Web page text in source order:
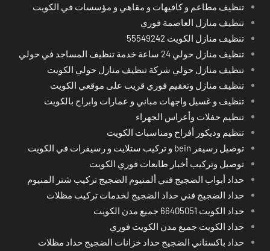
تنظيف مطاعم و كافيهات و مقاهي و مؤسسات في الكويت
تنظيف منازل العاصمة فوري
تنظيف منازل الكويت 55549242
تنظيف منازل حولي 24 ساعة خدمة تنظيف المساجد في حولي
تنظيف منازل حولي شركة تنظيف منازل حولي الكويت
تنظيف منازل وتعقيم فوري قريب على موقعي الكويت
تنظيف و غسيل واجهات مباني و عمارات وابراج بالكويت
تنظيم حفلات وأعراس الجهراء
تنظيم وديكور أفراح ومناسبات الكويت
توصيل رسيفر bein و تركيب ستلايت و رسيفرات في الكويت
توصيل وتركيب أخبار طابعات فوري الكويت
حداد أبواب الضجيج فني ألمنيوم الضجيج تركيب شتر المنيوم
حداد الضجيج فني حداد الضجيج لخدمات تركيب مظلات
حداد الكويت 66405051 جميع مدن الكويت
حداد الكويت جميع مدن الكويت فوري
حداد باكستاني الضجيج حداد خزانات الضجيج حداد مظلات